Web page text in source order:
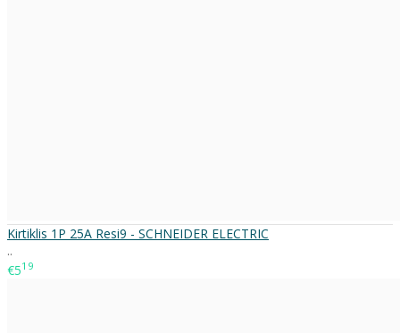
Kirtiklis 1P 25A Resi9 - SCHNEIDER ELECTRIC
..
€519